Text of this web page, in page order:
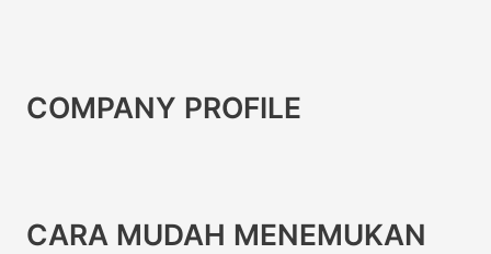
COMPANY PROFILE
CARA MUDAH MENEMUKAN